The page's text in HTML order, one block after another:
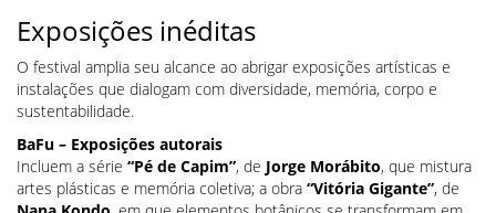
Exposições inéditas
O festival amplia seu alcance ao abrigar exposições artísticas e
instalações que dialogam com diversidade, memória, corpo e
sustentabilidade.
BaFu – Exposições autorais
Incluem a série “Pé de Capim”, de Jorge Morábito, que mistura
artes plásticas e memória coletiva; a obra “Vitória Gigante”, de